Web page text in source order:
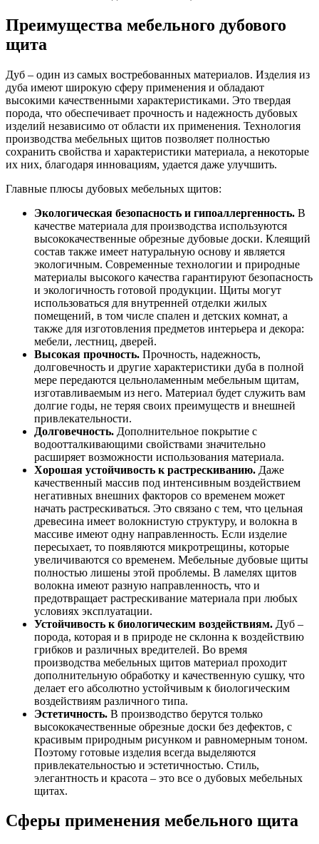
Преимущества мебельного дубового
щита
Дуб – один из самых востребованных материалов. Изделия из
дуба имеют широкую сферу применения и обладают
высокими качественными характеристиками. Это твердая
порода, что обеспечивает прочность и надежность дубовых
изделий независимо от области их применения. Технология
производства мебельных щитов позволяет полностью
сохранить свойства и характеристики материала, а некоторые
их них, благодаря инновациям, удается даже улучшить.
Главные плюсы дубовых мебельных щитов:
Экологическая безопасность и гипоаллергенность. В
качестве материала для производства используются
высококачественные обрезные дубовые доски. Клеящий
состав также имеет натуральную основу и является
экологичным. Современные технологии и природные
материалы высокого качества гарантируют безопасность
и экологичность готовой продукции. Щиты могут
использоваться для внутренней отделки жилых
помещений, в том числе спален и детских комнат, а
также для изготовления предметов интерьера и декора:
мебели, лестниц, дверей.
Высокая прочность. Прочность, надежность,
долговечность и другие характеристики дуба в полной
мере передаются цельноламенным мебельным щитам,
изготавливаемым из него. Материал будет служить вам
долгие годы, не теряя своих преимуществ и внешней
привлекательности.
Долговечность. Дополнительное покрытие с
водоотталкивающими свойствами значительно
расширяет возможности использования материала.
Хорошая устойчивость к растрескиванию. Даже
качественный массив под интенсивным воздействием
негативных внешних факторов со временем может
начать растрескиваться. Это связано с тем, что цельная
древесина имеет волокнистую структуру, и волокна в
массиве имеют одну направленность. Если изделие
пересыхает, то появляются микротрещины, которые
увеличиваются со временем. Мебельные дубовые щиты
полностью лишены этой проблемы. В ламелях щитов
волокна имеют разную направленность, что и
предотвращает растрескивание материала при любых
условиях эксплуатации.
Устойчивость к биологическим воздействиям. Дуб –
порода, которая и в природе не склонна к воздействию
грибков и различных вредителей. Во время
производства мебельных щитов материал проходит
дополнительную обработку и качественную сушку, что
делает его абсолютно устойчивым к биологическим
воздействиям различного типа.
Эстетичность. В производство берутся только
высококачественные обрезные доски без дефектов, с
красивым природным рисунком и равномерным тоном.
Поэтому готовые изделия всегда выделяются
привлекательностью и эстетичностью. Стиль,
элегантность и красота – это все о дубовых мебельных
щитах.
Сферы применения мебельного щита